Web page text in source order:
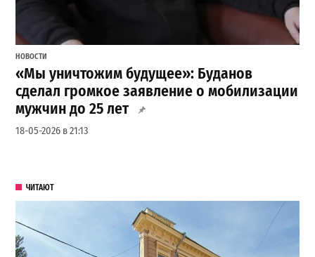
НОВОСТИ
«Мы уничтожим будущее»: Буданов
сделал громкое заявление о мобилизации
мужчин до 25 лет
18-05-2026 в 21:13
ЧИТАЮТ